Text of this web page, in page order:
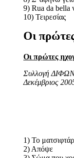
9) Rua da bella
10) Τειρεσίας
Οι
Οι πρώτες
Συλλογή
Δεκέμβριος
1) Το
2) Απόψε